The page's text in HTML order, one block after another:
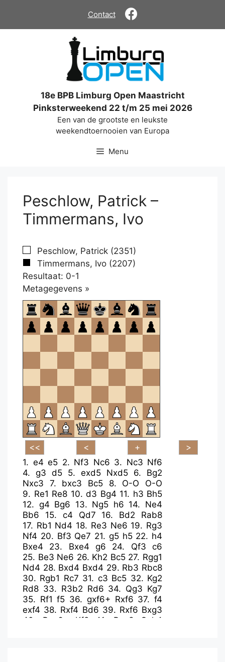
de
Contact
18e BPB Limburg Open Maastricht
Pinksterweekend 22 t/m 25 mei 2026
Een van de grootste en leukste
weekendtoernooien van Europa
Menu
Peschlow, Patrick –
Timmermans, Ivo
Peschlow, Patrick (2351)
Timmermans, Ivo (2207)
Resultaat: 0-1
Metagegevens »
om
te
openen.
1. e4 e5 2. Nf3 Nc6 3. Nc3 Nf6
4. g3 d5 5. exd5 Nxd5 6. Bg2
Nxc3
7. bxc3 Bc5 8. O-O
O-O
9. Re1 Re8 10. d3 Bg4 11. h3 Bh5
12. g4 Bg6 13. Ng5 h6 14. Ne4
Bb6
15. c4 Qd7 16. Bd2
Rab8
17. Rb1 Nd4 18. Re3 Ne6 19. Rg3
Nf4 20. Bf3 Qe7 21. g5 h5 22. h4
Bxe4
23. Bxe4 g6 24. Qf3
c6
25. Be3 Ne6 26. Kh2 Bc5 27. Rgg1
Nd4 28. Bxd4 Bxd4 29. Rb3 Rbc8
30. Rgb1 Rc7 31. c3 Bc5 32. Kg2
Rd8 33. R3b2 Rd6 34. Qg3 Kg7
35. Rf1 f5 36. gxf6+ Rxf6 37.f4
exf4 38. Rxf4 Bd6 39. Rxf6 Bxg3
40. Rxg6+ Kf8 41. Rxg3
Qxh4